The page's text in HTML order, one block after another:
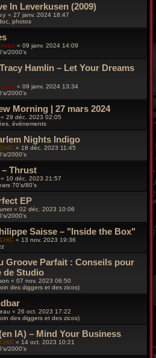
In Leverkusen (2009)
« 27 janv. 2024 18:47
photos
« 09 janv. 2024 14:09
2000’s
Hamlin – Let Your Dreams
« 09 janv. 2024 13:34
2000’s
Morning | 27 mars 2024
« 29 déc. 2023 02:05
événements
Nights Indigo
« 18 déc. 2023 11:45
2000’s
– Thrust
« 10 déc. 2023 21:57
70’s/80’s
EP
« 02 déc. 2023 10:06
2000’s
Saisse – "Inside the Box"
« 13 nov. 2023 19:36
Groove Parfait : Conseils pour
de Studio
« 07 nov. 2023 06:50
des diggers et des zicos)
« 26 oct. 2023 17:22
des diggers et des zicos)
IA) – Mind Your Business
« 14 oct. 2023 10:21
2000’s